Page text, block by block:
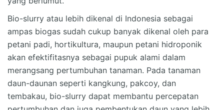
Bio-slurry atau lebih dikenal di Indonesia sebagai
ampas biogas sudah cukup banyak dikenal oleh para
petani padi, hortikultura, maupun petani hidroponik
akan efektifitasnya sebagai pupuk alami dalam
merangsang pertumbuhan tanaman. Pada tanaman
daun-daunan seperti kangkung, pakcoy, dan
tembakau, bio-slurry dapat membantu percepatan